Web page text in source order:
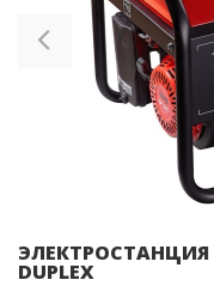
ЭЛЕКТРОСТАНЦИЯ
DUPLEX